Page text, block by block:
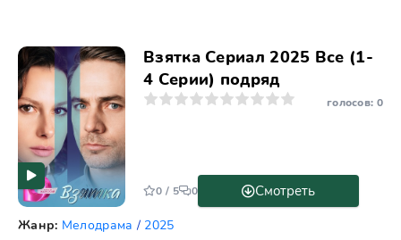
Взятка Сериал 2025 Все (1-
4 Серии) подряд
1 2 3 4 5 7 8 9 10 голосов: 0
Жанр: Мелодрама / 2025
Смотреть
0 / 5 0